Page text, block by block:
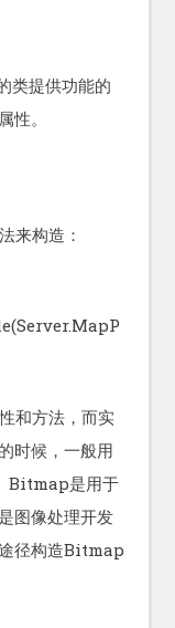
提供功能的
。
来构造：
和方法，而实
时候，一般用
Bitmap是用于
图像处理开发
径构造Bitmap